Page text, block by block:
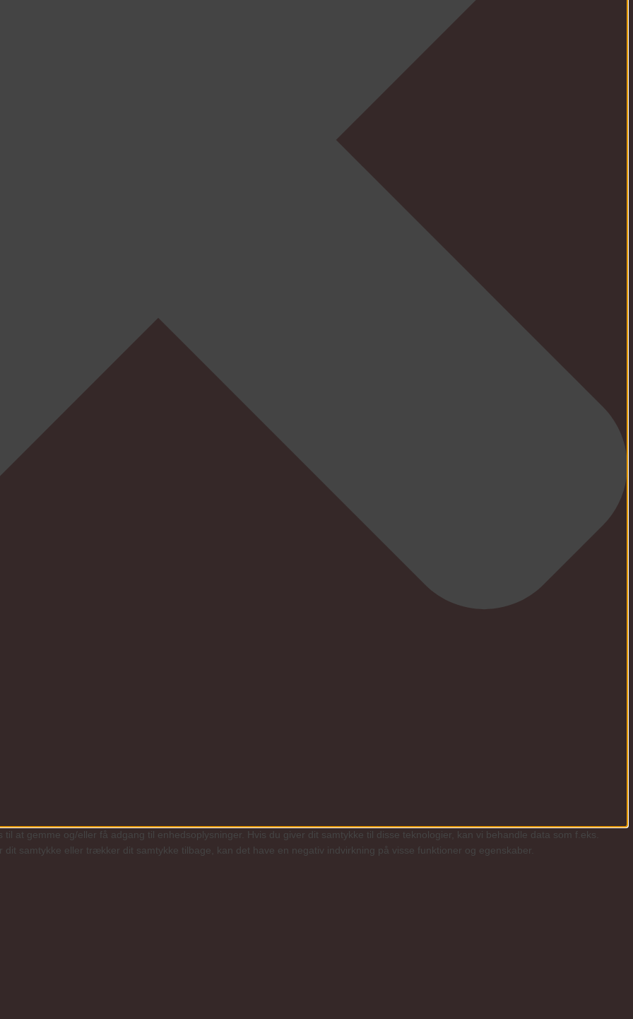
at gemme og/eller få adgang til enhedsoplysninger. Hvis du giver dit samtykke til disse teknologier, kan vi behandle data som f.eks.
samtykke eller trækker dit samtykke tilbage, kan det have en negativ indvirkning på visse funktioner og egenskaber.